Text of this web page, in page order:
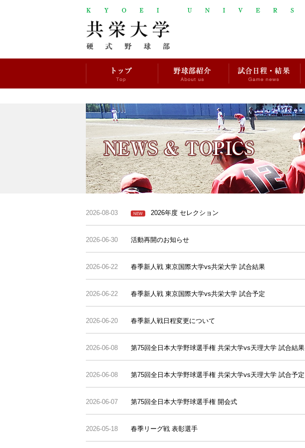
2026-08-03 NEW 2026年度 セレクション
2026-06-30 活動再開のお知らせ
2026-06-22 春季新人戦 東京国際大学vs共栄大学 試合結果
2026-06-22 春季新人戦 東京国際大学vs共栄大学 試合予定
2026-06-20 春季新人戦日程変更について
2026-06-08 第75回全日本大学野球選手権 共栄大学vs天理大学 試合結果
2026-06-08 第75回全日本大学野球選手権 共栄大学vs天理大学 試合予定
2026-06-07 第75回全日本大学野球選手権 開会式
2026-05-18 春季リーグ戦 表彰選手